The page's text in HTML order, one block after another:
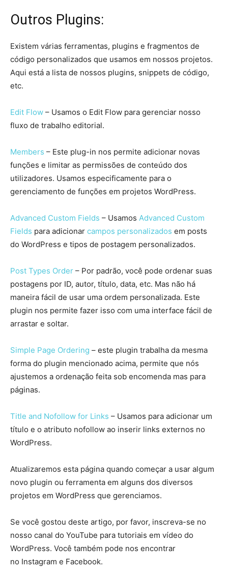
Outros Plugins:
Existem várias ferramentas, plugins e fragmentos de
código personalizados que usamos em nossos projetos.
Aqui está a lista de nossos plugins, snippets de código,
etc.
Edit Flow – Usamos o Edit Flow para gerenciar nosso
fluxo de trabalho editorial.
Members – Este plug-in nos permite adicionar novas
funções e limitar as permissões de conteúdo dos
utilizadores. Usamos especificamente para o
gerenciamento de funções em projetos WordPress.
Advanced Custom Fields – Usamos Advanced Custom
Fields para adicionar campos personalizados em posts
do WordPress e tipos de postagem personalizados.
Post Types Order – Por padrão, você pode ordenar suas
postagens por ID, autor, título, data, etc. Mas não há
maneira fácil de usar uma ordem personalizada. Este
plugin nos permite fazer isso com uma interface fácil de
arrastar e soltar.
Simple Page Ordering – este plugin trabalha da mesma
forma do plugin mencionado acima, permite que nós
ajustemos a ordenação feita sob encomenda mas para
páginas.
Title and Nofollow for Links – Usamos para adicionar um
título e o atributo nofollow ao inserir links externos no
WordPress.
Atualizaremos esta página quando começar a usar algum
novo plugin ou ferramenta em alguns dos diversos
projetos em WordPress que gerenciamos.
Se você gostou deste artigo, por favor, inscreva-se no
nosso canal do YouTube para tutoriais em vídeo do
WordPress. Você também pode nos encontrar
no Instagram e Facebook.